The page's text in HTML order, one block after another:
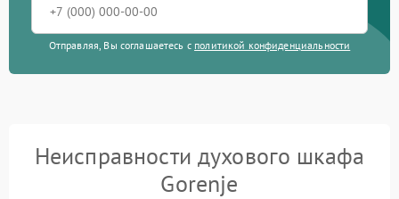
Отправляя, Вы соглашаетесь с политикой конфиденциальности
Неисправности духового шкафа
Gorenje